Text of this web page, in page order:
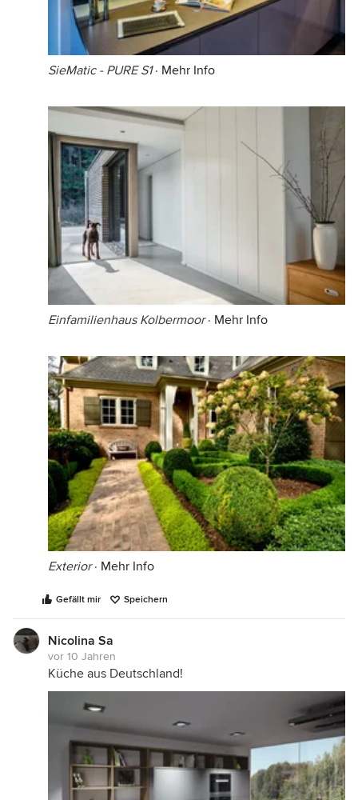
SieMatic - PURE S1· Mehr Info
Einfamilienhaus Kolbermoor· Mehr Info
Exterior· Mehr Info
Gefällt mir Speichern
Nicolina Sa
vor 10 Jahren
Küche aus Deutschland!